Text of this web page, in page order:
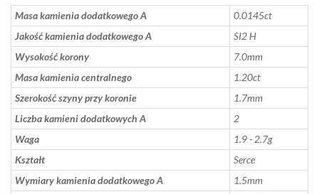
Masa kamienia dodatkowego A
0.0145ct
Jakość kamienia dodatkowego A
SI2 H
Wysokość korony
7.0mm
Masa kamienia centralnego
1.20ct
Szerokość szyny przy koronie
1.7mm
Liczba kamieni dodatkowych A
2
Waga
1.9 - 2.7g
Kształt
Serce
Wymiary kamienia dodatkowego A
1.5mm